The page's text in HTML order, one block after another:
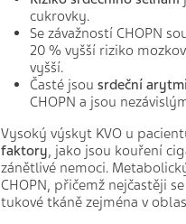
cukrovky.
Se závažností CHOPN
20 % vyšší riziko
vyšší.
Časté jsou srdeční
CHOPN a jsou
Vysoký výskyt KVO u
faktory, jako jsou kouření
zánětlivé nemoci.
CHOPN, přičemž nejčastěji
tukové tkáně zejména v